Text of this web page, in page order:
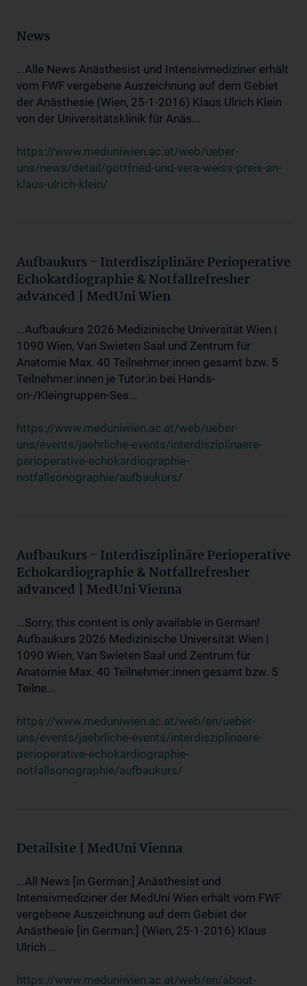
News
...Alle News Anästhesist und Intensivmediziner erhält
vom FWF vergebene Auszeichnung auf dem Gebiet
der Anästhesie (Wien, 25-1-2016) Klaus Ulrich Klein
von der Universitätsklinik für Anäs...
https://www.meduniwien.ac.at/web/ueber-
uns/news/detail/gottfried-und-vera-weiss-preis-an-
klaus-ulrich-klein/
Aufbaukurs - Interdisziplinäre Perioperative
Echokardiographie & Notfallrefresher
advanced | MedUni Wien
...Aufbaukurs 2026 Medizinische Universität Wien |
1090 Wien, Van Swieten Saal und Zentrum für
Anatomie Max. 40 Teilnehmer:innen gesamt bzw. 5
Teilnehmer:innen je Tutor:in bei Hands-
on-/Kleingruppen-Ses...
https://www.meduniwien.ac.at/web/ueber-
uns/events/jaehrliche-events/interdisziplinaere-
perioperative-echokardiographie-
notfallsonographie/aufbaukurs/
Aufbaukurs - Interdisziplinäre Perioperative
Echokardiographie & Notfallrefresher
advanced | MedUni Vienna
...Sorry, this content is only available in German!
Aufbaukurs 2026 Medizinische Universität Wien |
1090 Wien, Van Swieten Saal und Zentrum für
Anatomie Max. 40 Teilnehmer:innen gesamt bzw. 5
Teilne...
https://www.meduniwien.ac.at/web/en/ueber-
uns/events/jaehrliche-events/interdisziplinaere-
perioperative-echokardiographie-
notfallsonographie/aufbaukurs/
Detailsite | MedUni Vienna
...All News [in German:] Anästhesist und
Intensivmediziner der MedUni Wien erhält vom FWF
vergebene Auszeichnung auf dem Gebiet der
Anästhesie [in German:] (Wien, 25-1-2016) Klaus
Ulrich ...
https://www.meduniwien.ac.at/web/en/about-